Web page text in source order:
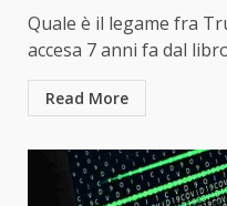
Quale è il legame fra
accesa 7 anni fa dal
Read More